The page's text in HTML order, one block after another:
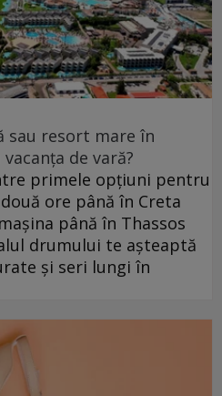
sau resort mare în
de vară?
primele opțiuni pentru
ore până în Creta
până în Thassos
drumului te așteaptă
și seri lungi în